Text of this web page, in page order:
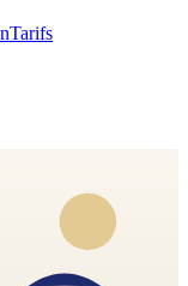
Tarifs